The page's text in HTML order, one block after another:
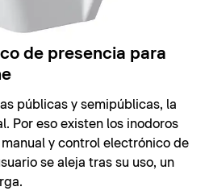
de presencia para
públicas y semipúblicas, la
Por eso existen los inodoros
y control electrónico de
se aleja tras su uso, un